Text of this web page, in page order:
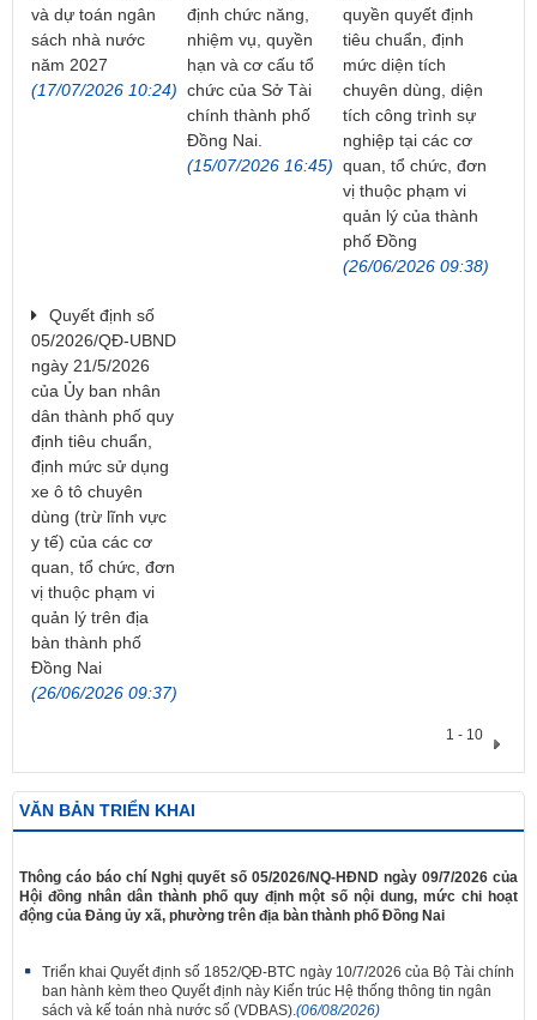
và dự toán ngân
sách nhà nước
năm 2027
(17/07/2026 10:24)
định chức năng,
nhiệm vụ, quyền
hạn và cơ cấu tổ
chức của Sở Tài
chính thành phố
Đồng Nai.
(15/07/2026 16:45)
quyền quyết định
tiêu chuẩn, định
mức diện tích
chuyên dùng, diện
tích công trình sự
nghiệp tại các cơ
quan, tổ chức, đơn
vị thuộc phạm vi
quản lý của thành
phố Đồng
(26/06/2026 09:38)
Quyết định số
05/2026/QĐ-UBND
ngày 21/5/2026
của Ủy ban nhân
dân thành phố quy
định tiêu chuẩn,
định mức sử dụng
xe ô tô chuyên
dùng (trừ lĩnh vực
y tế) của các cơ
quan, tổ chức, đơn
vị thuộc phạm vi
quản lý trên địa
bàn thành phố
Đồng Nai
(26/06/2026 09:37)
1 - 10
VĂN BẢN TRIỂN KHAI
​Thông cáo báo chí Nghị quyết số 05/2026/NQ-HĐND ngày 09/7/2026 của
Hội đồng nhân dân thành phố quy định một số nội dung, mức chi hoạt
động của Đảng ủy xã, phường trên địa bàn thành phố Đồng Nai
Triển khai Quyết định số 1852/QĐ-BTC ngày 10/7/2026 của Bộ Tài chính
ban hành kèm theo Quyết định này Kiến trúc Hệ thống thông tin ngân
sách và kế toán nhà nước số (VDBAS). (06/08/2026)